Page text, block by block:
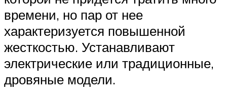
времени, но пар от нее
характеризуется повышенной
жесткостью. Устанавливают
электрические или традиционные,
дровяные модели.